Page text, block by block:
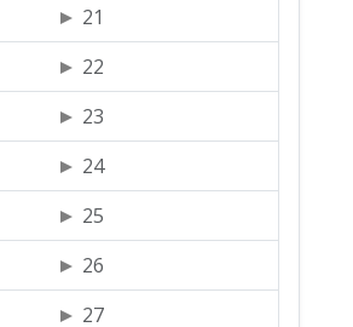
21
22
23
24
25
26
27